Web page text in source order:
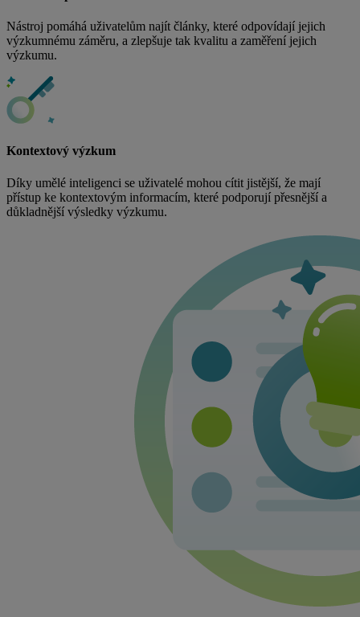
Nástroj pomáhá uživatelům najít články, které odpovídají jejich
výzkumnému záměru, a zlepšuje tak kvalitu a zaměření jejich
výzkumu.
Kontextový výzkum
Díky umělé inteligenci se uživatelé mohou cítit jistější, že mají
přístup ke kontextovým informacím, které podporují přesnější a
důkladnější výsledky výzkumu.